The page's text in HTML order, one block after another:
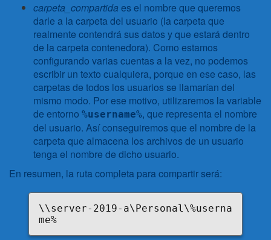
carpeta_compartida es el nombre que queremos
darle a la carpeta del usuario (la carpeta que
realmente contendrá sus datos y que estará dentro
de la carpeta contenedora). Como estamos
configurando varias cuentas a la vez, no podemos
escribir un texto cualquiera, porque en ese caso, las
carpetas de todos los usuarios se llamarían del
mismo modo. Por ese motivo, utilizaremos la variable
de entorno %username%, que representa el nombre
del usuario. Así conseguiremos que el nombre de la
carpeta que almacena los archivos de un usuario
tenga el nombre de dicho usuario.
En resumen, la ruta completa para compartir será:
\\server-2019-a\Personal\%userna
me%